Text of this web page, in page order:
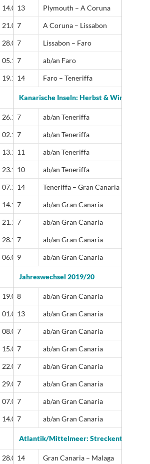
13 Plymouth – A Coruna
7 A Coruna – Lissabon
7 Lissabon – Faro
7 ab/an Faro
14 Faro – Teneriffa
Kanarische Inseln: Herbst & Winter im
7 ab/an Teneriffa
7 ab/an Teneriffa
11 ab/an Teneriffa
10 ab/an Teneriffa
14 Teneriffa – Gran Canaria
7 ab/an Gran Canaria
7 ab/an Gran Canaria
7 ab/an Gran Canaria
9 ab/an Gran Canaria
Jahreswechsel 2019/20
8 ab/an Gran Canaria
13 ab/an Gran Canaria
7 ab/an Gran Canaria
7 ab/an Gran Canaria
7 ab/an Gran Canaria
7 ab/an Gran Canaria
7 ab/an Gran Canaria
7 ab/an Gran Canaria
Atlantik/Mittelmeer: Streckentörns zu
14 Gran Canaria – Malaga
(13h)
(13h)
(13h)
(13h)
(13h)
(13h)
(13h)
(13h)
(13h)
(13h)
(13h)
(13h)
(13h)
(13h)
(13h)
(13h)
(13h)
(13h)
(13h)
(13h)
(13h)
(13h)
(13h)